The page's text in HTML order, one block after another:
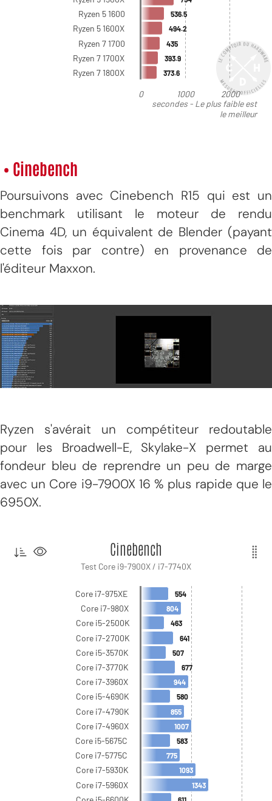
• Cinebench
Poursuivons avec Cinebench R15 qui est un
benchmark utilisant le moteur de rendu
Cinema 4D, un équivalent de Blender (payant
cette fois par contre) en provenance de
l'éditeur Maxxon.
Ryzen s'avérait un compétiteur redoutable
pour les Broadwell-E, Skylake-X permet au
fondeur bleu de reprendre un peu de marge
avec un Core i9-7900X 16 % plus rapide que le
6950X.